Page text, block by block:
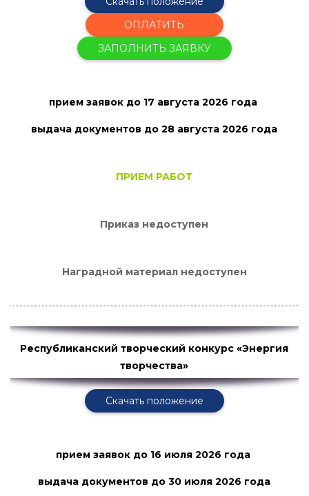
ОПЛАТИТЬ
ЗАПОЛНИТЬ ЗАЯВКУ
прием заявок до 17 августа 2026 года
выдача документов до 28 августа 2026 года
ПРИЕМ РАБОТ
Приказ недоступен
Наградной материал недоступен
Республиканский творческий конкурс «Энергия
творчества»
Скачать положение
прием заявок до 16 июля 2026 года
выдача документов до 30 июля 2026 года